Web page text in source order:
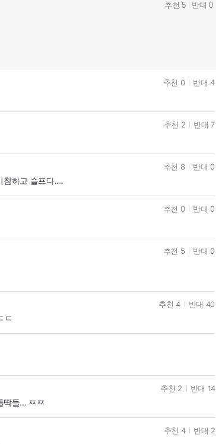
추천 5 반대 0
추천 0 반대 4
추천 2 반대 7
참하고 슬프다….
추천 8 반대 0
추천 0 반대 0
추천 5 반대 0
ㄷ
추천 4 반대 40
딱들... ㅉㅉ
추천 2 반대 14
추천 4 반대 2